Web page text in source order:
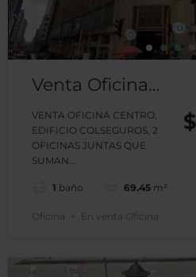
Venta Oficina
Centro Bogotá
VENTA OFICINA CENTRO,
EDIFICIO COLSEGUROS, 2
OFICINAS JUNTAS QUE
SUMAN...
1 baño 69.45 m²
Oficina En venta Oficina